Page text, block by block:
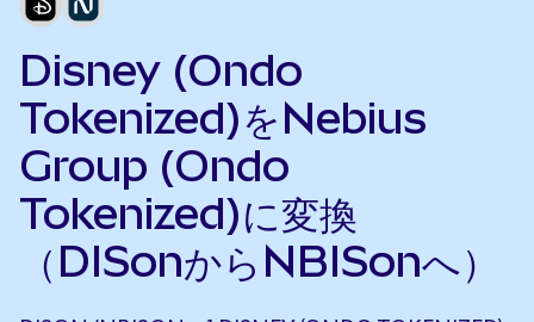
Disney (Ondo
Tokenized)をNebius
Group (Ondo
Tokenized)に変換
（DISonからNBISonへ）